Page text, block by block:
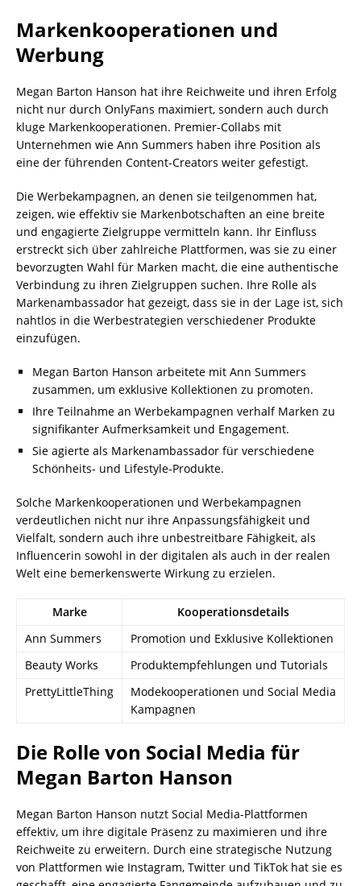
Markenkooperationen und
Werbung
Megan Barton Hanson hat ihre Reichweite und ihren Erfolg
nicht nur durch OnlyFans maximiert, sondern auch durch
kluge Markenkooperationen. Premier-Collabs mit
Unternehmen wie Ann Summers haben ihre Position als
eine der führenden Content-Creators weiter gefestigt.
Die Werbekampagnen, an denen sie teilgenommen hat,
zeigen, wie effektiv sie Markenbotschaften an eine breite
und engagierte Zielgruppe vermitteln kann. Ihr Einfluss
erstreckt sich über zahlreiche Plattformen, was sie zu einer
bevorzugten Wahl für Marken macht, die eine authentische
Verbindung zu ihren Zielgruppen suchen. Ihre Rolle als
Markenambassador hat gezeigt, dass sie in der Lage ist, sich
nahtlos in die Werbestrategien verschiedener Produkte
einzufügen.
Megan Barton Hanson arbeitete mit Ann Summers
zusammen, um exklusive Kollektionen zu promoten.
Ihre Teilnahme an Werbekampagnen verhalf Marken zu
signifikanter Aufmerksamkeit und Engagement.
Sie agierte als Markenambassador für verschiedene
Schönheits- und Lifestyle-Produkte.
Solche Markenkooperationen und Werbekampagnen
verdeutlichen nicht nur ihre Anpassungsfähigkeit und
Vielfalt, sondern auch ihre unbestreitbare Fähigkeit, als
Influencerin sowohl in der digitalen als auch in der realen
Welt eine bemerkenswerte Wirkung zu erzielen.
Marke
Kooperationsdetails
Ann Summers
Promotion und Exklusive Kollektionen
Beauty Works
Produktempfehlungen und Tutorials
PrettyLittleThing
Modekooperationen und Social Media
Kampagnen
Die Rolle von Social Media für
Megan Barton Hanson
Megan Barton Hanson nutzt Social Media-Plattformen
effektiv, um ihre digitale Präsenz zu maximieren und ihre
Reichweite zu erweitern. Durch eine strategische Nutzung
von Plattformen wie Instagram, Twitter und TikTok hat sie es